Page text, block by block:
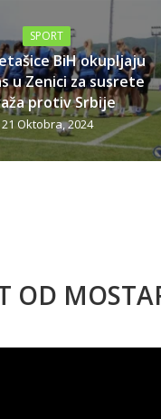
SPORT
BiH okupljaju
u Zenici za susrete
protiv Srbije
21 Oktobra, 2024
OD